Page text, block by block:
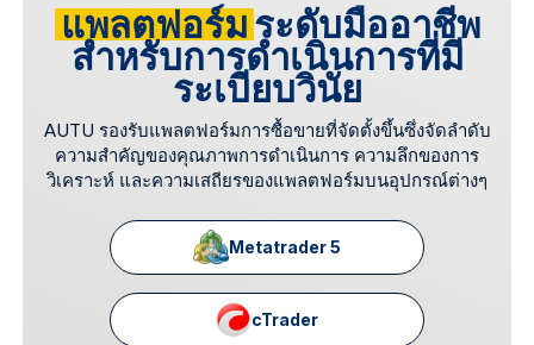
แพลตฟอร์มระดับมืออาชีพ
สำหรับการดำเนินการที่มี
ระเบียบวินัย
AUTU รองรับแพลตฟอร์มการซื้อขายที่จัดตั้งขึ้นซึ่งจัดลำดับ
ความสำคัญของคุณภาพการดำเนินการ ความลึกของการ
วิเคราะห์ และความเสถียรของแพลตฟอร์มบนอุปกรณ์ต่างๆ
Metatrader 5
cTrader